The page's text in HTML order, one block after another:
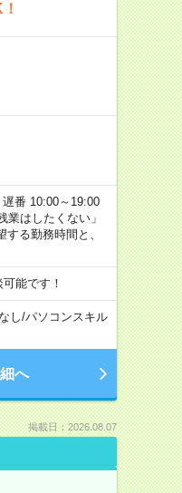
番 10:00～19:00
はしたくない」
る勤務時間と、
能です！
し/パソコンスキル
へ
掲載日：2026.08.07